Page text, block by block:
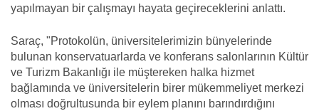
yapılmayan bir çalışmayı hayata geçireceklerini anlattı.
Saraç, "Protokolün, üniversitelerimizin bünyelerinde
bulunan konservatuarlarda ve konferans salonlarının Kültür
ve Turizm Bakanlığı ile müştereken halka hizmet
bağlamında ve üniversitelerin birer mükemmeliyet merkezi
olması doğrultusunda bir eylem planını barındırdığını